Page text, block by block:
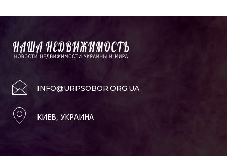
INFO@URPSOBOR.ORG.UA
КИЕВ, УКРАИНА